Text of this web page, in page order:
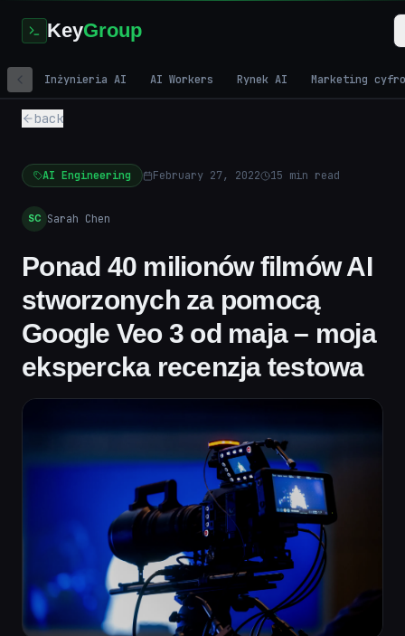
KeyGroup
Inżynieria AI AI Workers Rynek AI Marketing
back
AI Engineering February 27, 2022 15 min read
SC Sarah Chen
Ponad 40 milionów filmów AI
stworzonych za pomocą
Google Veo 3 od maja – moja
ekspercka recenzja testowa